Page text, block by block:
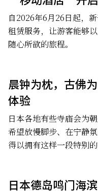
自2026年6月26日起，
租赁服务，让游客能够
随心所欲的旅程。
晨钟为枕，古佛
体验
日本各地有些寺庙会为
希望放慢脚步、在宁静
得以拥有这样一段特别的
日本德岛鸣门海